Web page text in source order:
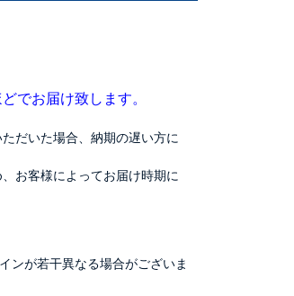
でお届け致します。
だいた場合、納期の遅い方に
お客様によってお届け時期に
ンが若干異なる場合がございま